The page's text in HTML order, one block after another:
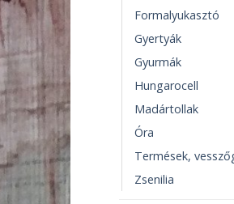
Formalyukasztó
Gyertyák
Gyurmák
Hungarocell
Madártollak
Óra
Termések,
Zsenilia